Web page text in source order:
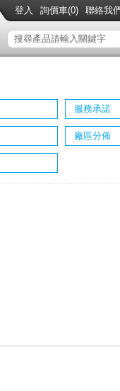
登入 詢價車(0) 聯絡我
服務承諾
廠區分佈